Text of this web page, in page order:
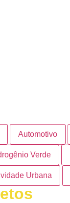
Automotivo
Verde
Urbana